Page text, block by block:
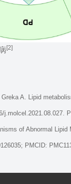
[2]
A. Lipid
j.molcel.2021.08.027.
of Abnormal
PMCID: